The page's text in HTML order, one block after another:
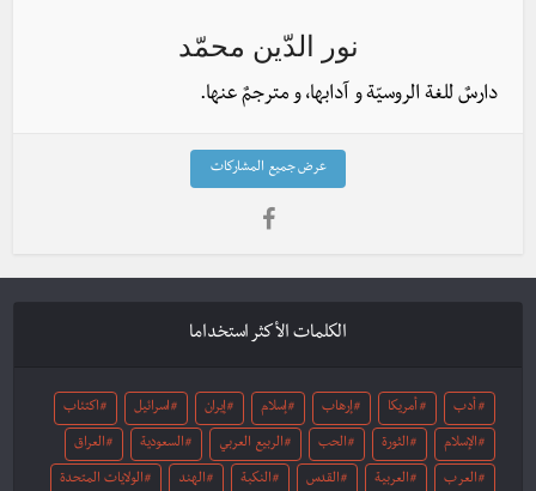
نور الدّين محمّد
دارسٌ للغة الروسيّة و آدابها، و مترجمٌ عنها.
عرض جميع المشاركات
الكلمات الأكثر استخداما
أدب أمريكا إرهاب إسلام إيران اسرائيل اكتئاب
الإسلام الثورة الحب الربيع العربي السعودية العراق
العرب العربية القدس النكبة الهند الولايات المتحدة